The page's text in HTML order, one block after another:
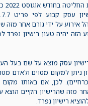
הוועדה
אירוע על ידי גורם אחר מזה
הזה יהיה טעון רישיון נפרד
עסק מוצא על שם בעל
ניתן למקום מסוים ולאדם
לכן, אם באותו
מזה שהרישיון הקיים הוצא
רישיון נפרד.